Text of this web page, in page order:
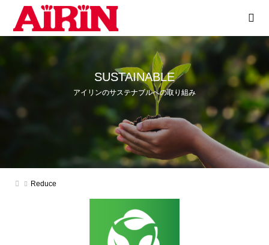
SUSTAINABLE
アイリンのサステナブルへの取り組み
Reduce